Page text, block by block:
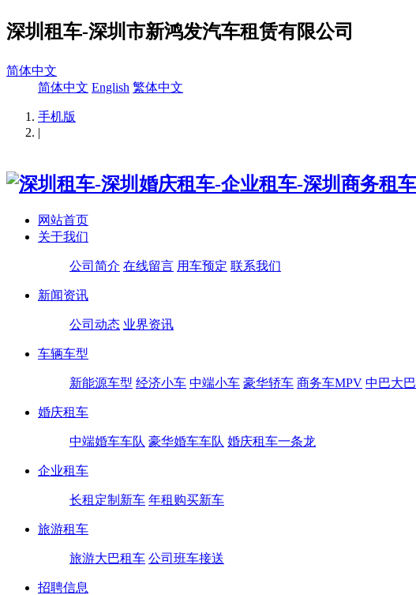
深圳租车-深圳市新鸿发汽车租赁有限公司
简体中文
简体中文 English 繁体中文
手机版
|
网站首页
关于我们
公司简介 在线留言 用车预定 联系我们
新闻资讯
公司动态 业界资讯
车辆车型
新能源车型 经济小车 中端小车 豪华轿车 商务车MPV 中巴大巴
婚庆租车
中端婚车车队 豪华婚车车队 婚庆租车一条龙
企业租车
长租定制新车 年租购买新车
旅游租车
旅游大巴租车 公司班车接送
招聘信息